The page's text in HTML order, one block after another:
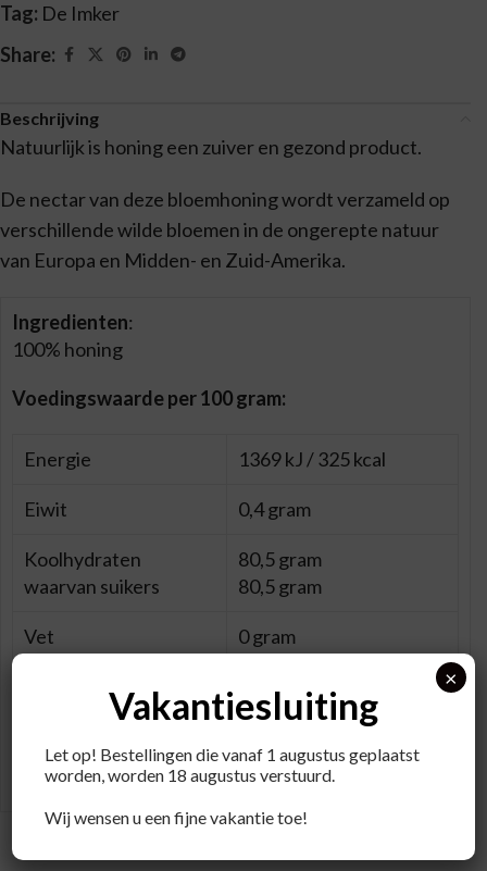
Tag: De Imker
Share:
Beschrijving
Natuurlijk is honing een zuiver en gezond product.
De nectar van deze bloemhoning wordt verzameld op
verschillende wilde bloemen in de ongerepte natuur
van Europa en Midden- en Zuid-Amerika.
Ingredienten:
100% honing
Voedingswaarde per 100 gram:
Energie 1369 kJ / 325 kcal
Eiwit 0,4 gram
Koolhydraten
waarvan suikers
80,5 gram
80,5 gram
Vet 0 gram
0 gram
Vakantiesluiting
Let op! Bestellingen die vanaf 1 augustus geplaatst
worden, worden 18 augustus verstuurd.
Wij wensen u een fijne vakantie toe!
×